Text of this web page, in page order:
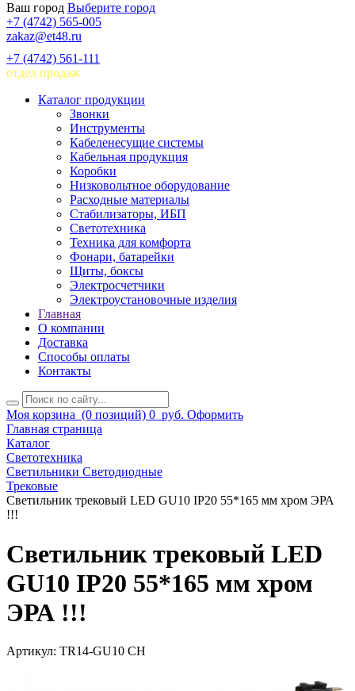
Ваш город Выберите город
+7 (4742) 565-005
zakaz@et48.ru
+7 (4742) 561-111
отдел продаж
Каталог продукции
Звонки
Инструменты
Кабеленесущие системы
Кабельная продукция
Коробки
Низковольтное оборудование
Расходные материалы
Стабилизаторы, ИБП
Светотехника
Техника для комфорта
Фонари, батарейки
Щиты, боксы
Электросчетчики
Электроустановочные изделия
Главная
О компании
Доставка
Способы оплаты
Контакты
Моя корзина (0 позиций) 0 руб. Оформить
Главная страница
Каталог
Светотехника
Светильники Светодиодные
Трековые
Светильник трековый LED GU10 IP20 55*165 мм хром ЭРА
!!!
Светильник трековый LED
GU10 IP20 55*165 мм хром
ЭРА !!!
Артикул: TR14-GU10 CH